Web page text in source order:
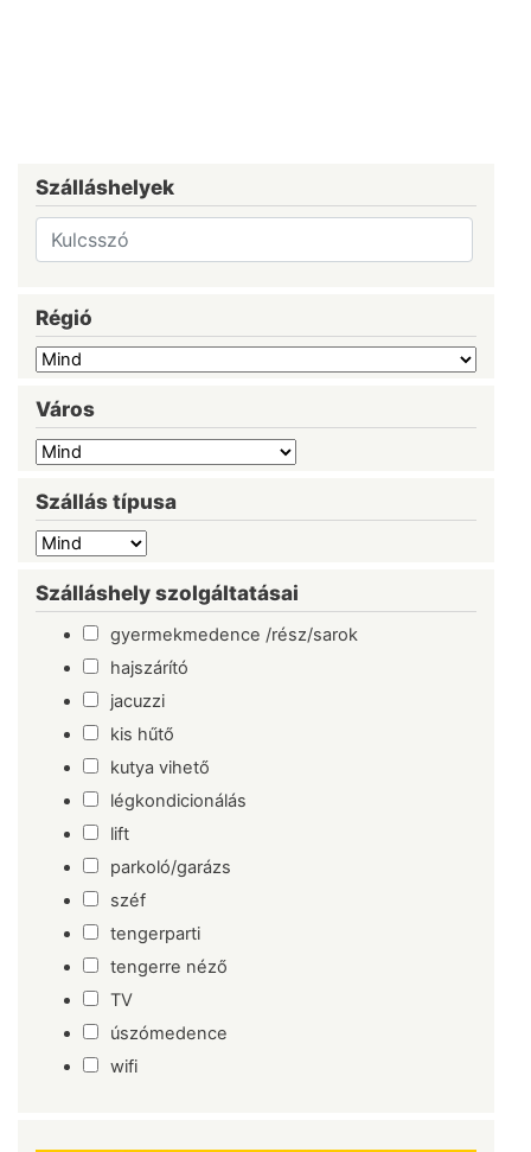
Szálláshelyek
Régió
Város
Szállás típusa
Szálláshely szolgáltatásai
gyermekmedence /rész/sarok
hajszárító
jacuzzi
kis hűtő
kutya vihető
légkondicionálás
lift
parkoló/garázs
széf
tengerparti
tengerre néző
TV
úszómedence
wifi